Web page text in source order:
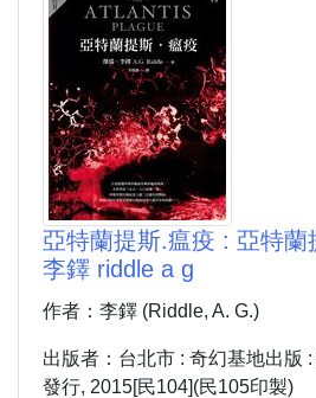
亞特蘭提斯.瘟疫 : 亞特
李鐸 riddle a g
作者：李鐸 (Riddle, A. G.)
出版者：台北市 : 奇幻基地出版
發行, 2015[民104](民105印製)